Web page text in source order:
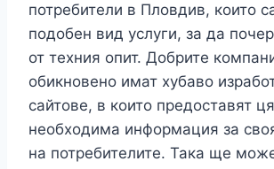
потребители в Пловдив, които
подобен вид услуги, за да
от техния опит. Добрите
обикновено имат хубаво
сайтове, в които предоставят
необходима информация за
на потребителите. Така ще